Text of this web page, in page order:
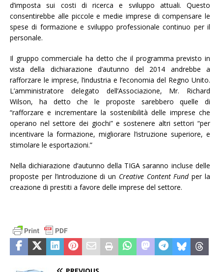
d’imposta sui costi di ricerca e sviluppo attuali. Questo
consentirebbe alle piccole e medie imprese di compensare le
spese di formazione e sviluppo professionale continuo per il
personale.
Il gruppo commerciale ha detto che il programma previsto in
vista della dichiarazione d’autunno del 2014 andrebbe a
rafforzare le imprese, l’industria e l’economia del Regno Unito.
L’amministratore delegato dell’Associazione, Mr. Richard
Wilson, ha detto che le proposte sarebbero quelle di
“rafforzare e incrementare la sostenibilità delle imprese che
operano nel settore dei giochi” e sostenere altri settori “per
incentivare la formazione, migliorare l’istruzione superiore, e
stimolare le esportazioni.”
Nella dichiarazione d’autunno della TIGA saranno incluse delle
proposte per l’introduzione di un Creative Content Fundper la
creazione di prestiti a favore delle imprese del settore.